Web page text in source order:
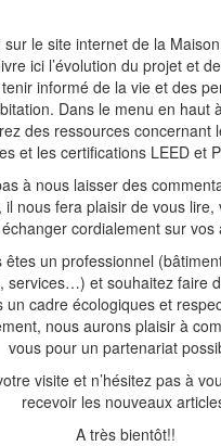
sur le site internet de la
ici l’évolution du projet et
informé de la vie et des
Dans le menu en haut
des ressources concernant
et les certifications LEED et
à nous laisser des
il nous fera plaisir de vous lire,
échanger cordialement sur vos
êtes un professionnel
services…) et souhaitez faire
un cadre écologiques et
nous aurons plaisir à
vous pour un partenariat
visite et n’hésitez pas à
recevoir les nouveaux
A très bientôt!!